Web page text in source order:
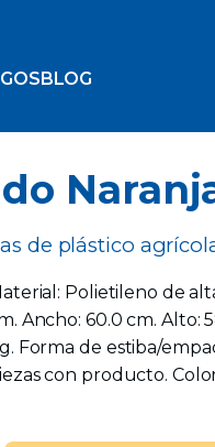
BLOG
de plástico
Polietileno de
Ancho: 60.0 cm. Alto:
Forma de estiba/
con producto.